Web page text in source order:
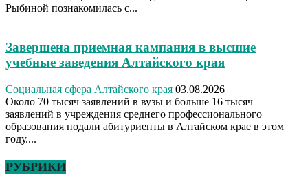
Рыбиной познакомилась с...
Завершена приемная кампания в высшие
учебные заведения Алтайского края
Социальная сфера Алтайского края 03.08.2026
Около 70 тысяч заявлений в вузы и больше 16 тысяч
заявлений в учреждения среднего профессионального
образования подали абитуриенты в Алтайском крае в этом
году....
РУБРИКИ